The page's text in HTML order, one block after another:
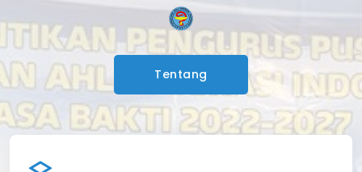
Tentang